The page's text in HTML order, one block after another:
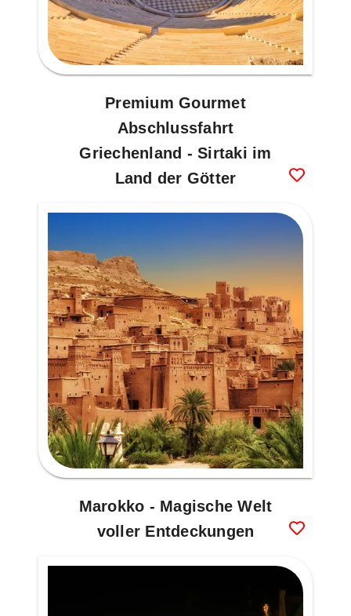
Premium Gourmet
Abschlussfahrt
Griechenland - Sirtaki im
Land der Götter
Marokko - Magische Welt
voller Entdeckungen